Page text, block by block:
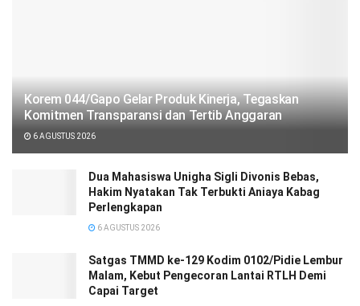
Korem 044/Gapo Gelar Produk Kinerja, Tegaskan
Komitmen Transparansi dan Tertib Anggaran
6 AGUSTUS 2026
Dua Mahasiswa Unigha Sigli Divonis Bebas,
Hakim Nyatakan Tak Terbukti Aniaya Kabag
Perlengkapan
6 AGUSTUS 2026
Satgas TMMD ke-129 Kodim 0102/Pidie Lembur
Malam, Kebut Pengecoran Lantai RTLH Demi
Capai Target